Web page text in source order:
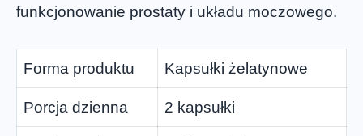
funkcjonowanie prostaty i układu moczowego.
Forma produktu Kapsułki żelatynowe
Porcja dzienna 2 kapsułki